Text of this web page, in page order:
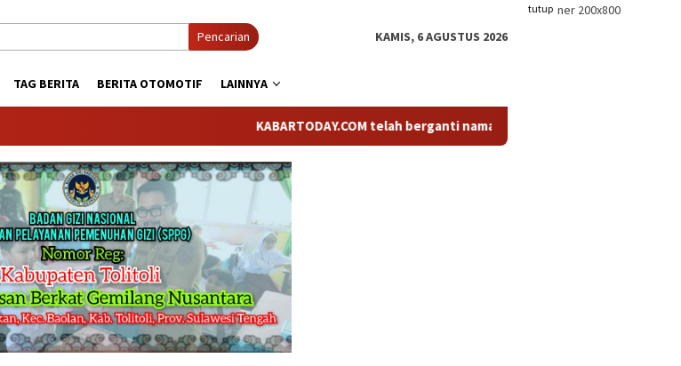
tutup
Pencarian KAMIS, 6 AGUSTUS 2026
TAG BERITA BERITA OTOMOTIF LAINNYA
KABARTODAY.COM telah berganti nama menjadi KABARTODAY.ID. Untuk